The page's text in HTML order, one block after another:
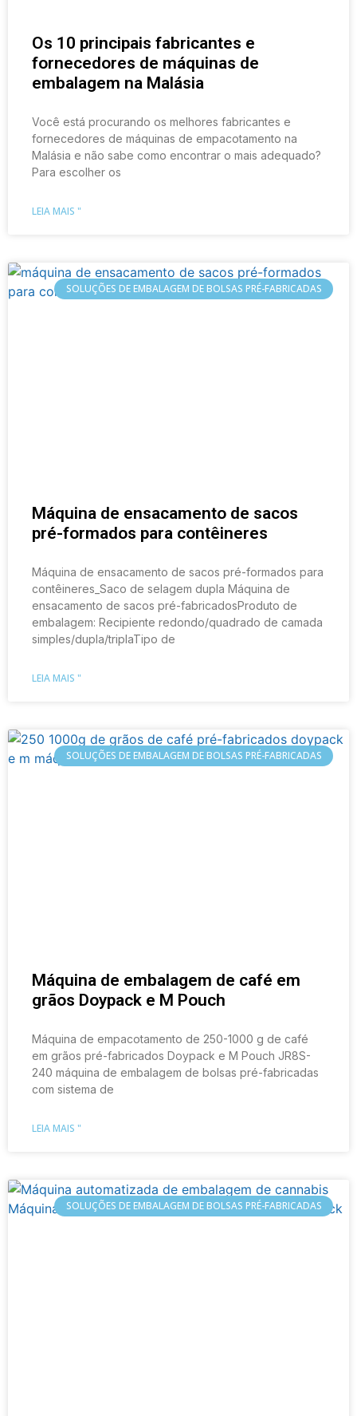
Os 10 principais fabricantes e
fornecedores de máquinas de
embalagem na Malásia
Você está procurando os melhores fabricantes e
fornecedores de máquinas de empacotamento na
Malásia e não sabe como encontrar o mais adequado?
Para escolher os
LEIA MAIS "
SOLUÇÕES DE EMBALAGEM DE BOLSAS PRÉ-FABRICADAS
Máquina de ensacamento de sacos
pré-formados para contêineres
Máquina de ensacamento de sacos pré-formados para
contêineres_Saco de selagem dupla Máquina de
ensacamento de sacos pré-fabricadosProduto de
embalagem: Recipiente redondo/quadrado de camada
simples/dupla/triplaTipo de
LEIA MAIS "
SOLUÇÕES DE EMBALAGEM DE BOLSAS PRÉ-FABRICADAS
Máquina de embalagem de café em
grãos Doypack e M Pouch
Máquina de empacotamento de 250-1000 g de café
em grãos pré-fabricados Doypack e M Pouch JR8S-
240 máquina de embalagem de bolsas pré-fabricadas
com sistema de
LEIA MAIS "
SOLUÇÕES DE EMBALAGEM DE BOLSAS PRÉ-FABRICADAS